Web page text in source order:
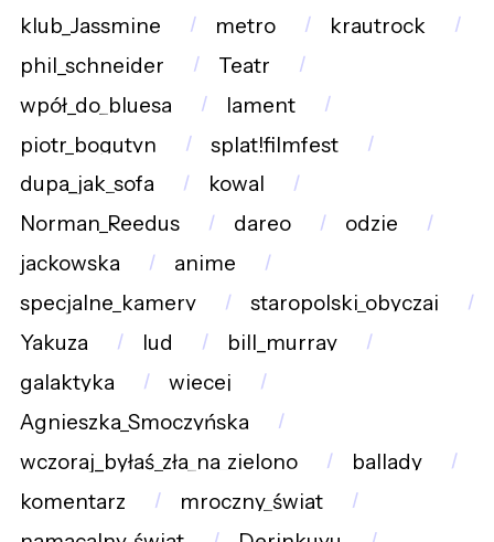
klub_Jassmine
metro
krautrock
phil_schneider
Teatr
wpół_do_bluesa
lament
piotr_bogutyn
splat!filmfest
dupa_jak_sofa
kowal
Norman_Reedus
dareo
odzie
jackowska
anime
specjalne_kamery
staropolski_obyczaj
Yakuza
lud
bill_murray
galaktyka
wiecej
Agnieszka_Smoczyńska
wczoraj_byłaś_zła_na_zielono
ballady
komentarz
mroczny_świat